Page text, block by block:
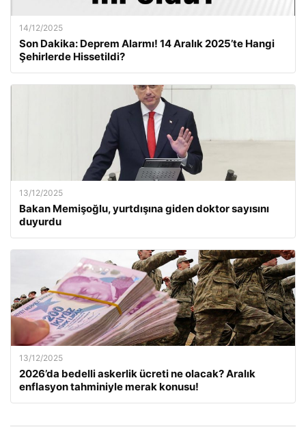
14/12/2025
Son Dakika: Deprem Alarmı! 14 Aralık 2025’te Hangi
Şehirlerde Hissetildi?
13/12/2025
Bakan Memişoğlu, yurtdışına giden doktor sayısını
duyurdu
13/12/2025
2026’da bedelli askerlik ücreti ne olacak? Aralık
enflasyon tahminiyle merak konusu!